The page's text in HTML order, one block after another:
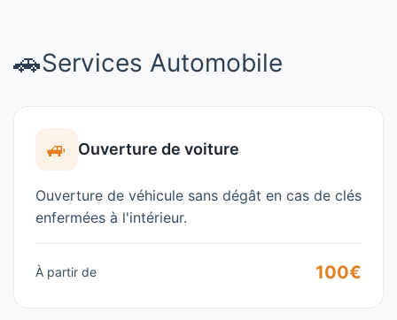
🚗Services Automobile
🚙 Ouverture de voiture
Ouverture de véhicule sans dégât en cas de clés
enfermées à l'intérieur.
À partir de 100€